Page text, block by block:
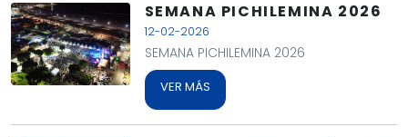
SEMANA PICHILEMINA 2026
12-02-2026
SEMANA PICHILEMINA 2026
VER MÁS